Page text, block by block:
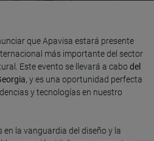
que Apavisa estará presente
más importante del sector
Este evento se llevará a cabo del
, y es una oportunidad perfecta
y tecnologías en nuestro
en la vanguardia del diseño y la